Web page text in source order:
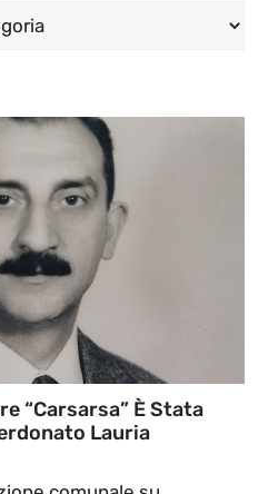
“Carsarsa” È Stata
Lauria